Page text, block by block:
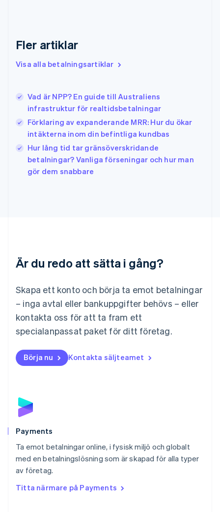
Fler artiklar
Visa alla betalningsartiklar
Vad är NPP? En guide till Australiens
infrastruktur för realtidsbetalningar
Förklaring av expanderande MRR: Hur du ökar
intäkterna inom din befintliga kundbas
Hur lång tid tar gränsöverskridande
betalningar? Vanliga förseningar och hur man
gör dem snabbare
Är du redo att sätta i gång?
Skapa ett konto och börja ta emot betalningar
– inga avtal eller bankuppgifter behövs – eller
kontakta oss för att ta fram ett
specialanpassat paket för ditt företag.
Börja nu Kontakta säljteamet
Payments
Ta emot betalningar online, i fysisk miljö och globalt
med en betalningslösning som är skapad för alla typer
av företag.
Titta närmare på Payments
Hongkong SAR, Kina
English 简体中文
Indien
Italien
ItalianoEnglish
Japan
日本語English
EnglishFrançais
Kroatien
EnglishItaliano
Malaysia
English
Mexiko
Nederländerna
NederlandsEnglish
English
Nya Zeeland
Portugal
Português
English
DeutschFrançaisItalianoEnglish
Singapore
English简体中文
English